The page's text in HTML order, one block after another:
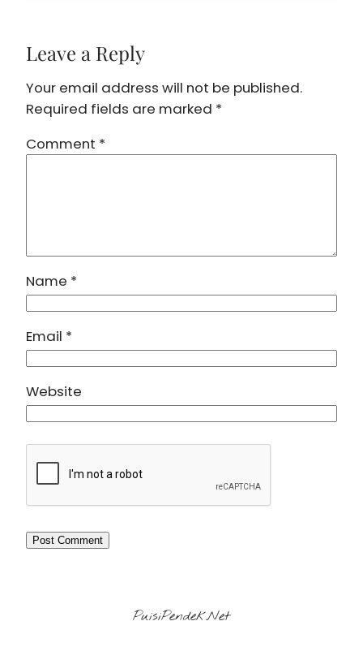
Leave a Reply
Your email address will not be published.
Required fields are marked *
Comment *
Name *
Email *
Website
PuisiPendek.Net